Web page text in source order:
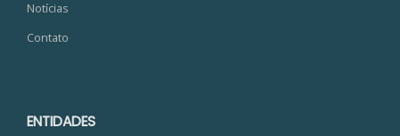
Notícias
Contato
ENTIDADES